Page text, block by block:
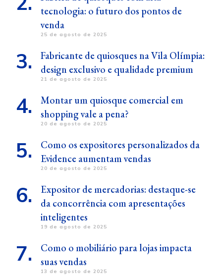
tecnologia: o futuro dos pontos de
venda
25 de agosto de 2025
Fabricante de quiosques na Vila Olímpia:
design exclusivo e qualidade premium
21 de agosto de 2025
Montar um quiosque comercial em
shopping vale a pena?
20 de agosto de 2025
Como os expositores personalizados da
Evidence aumentam vendas
20 de agosto de 2025
Expositor de mercadorias: destaque-se
da concorrência com apresentações
inteligentes
19 de agosto de 2025
Como o mobiliário para lojas impacta
suas vendas
13 de agosto de 2025